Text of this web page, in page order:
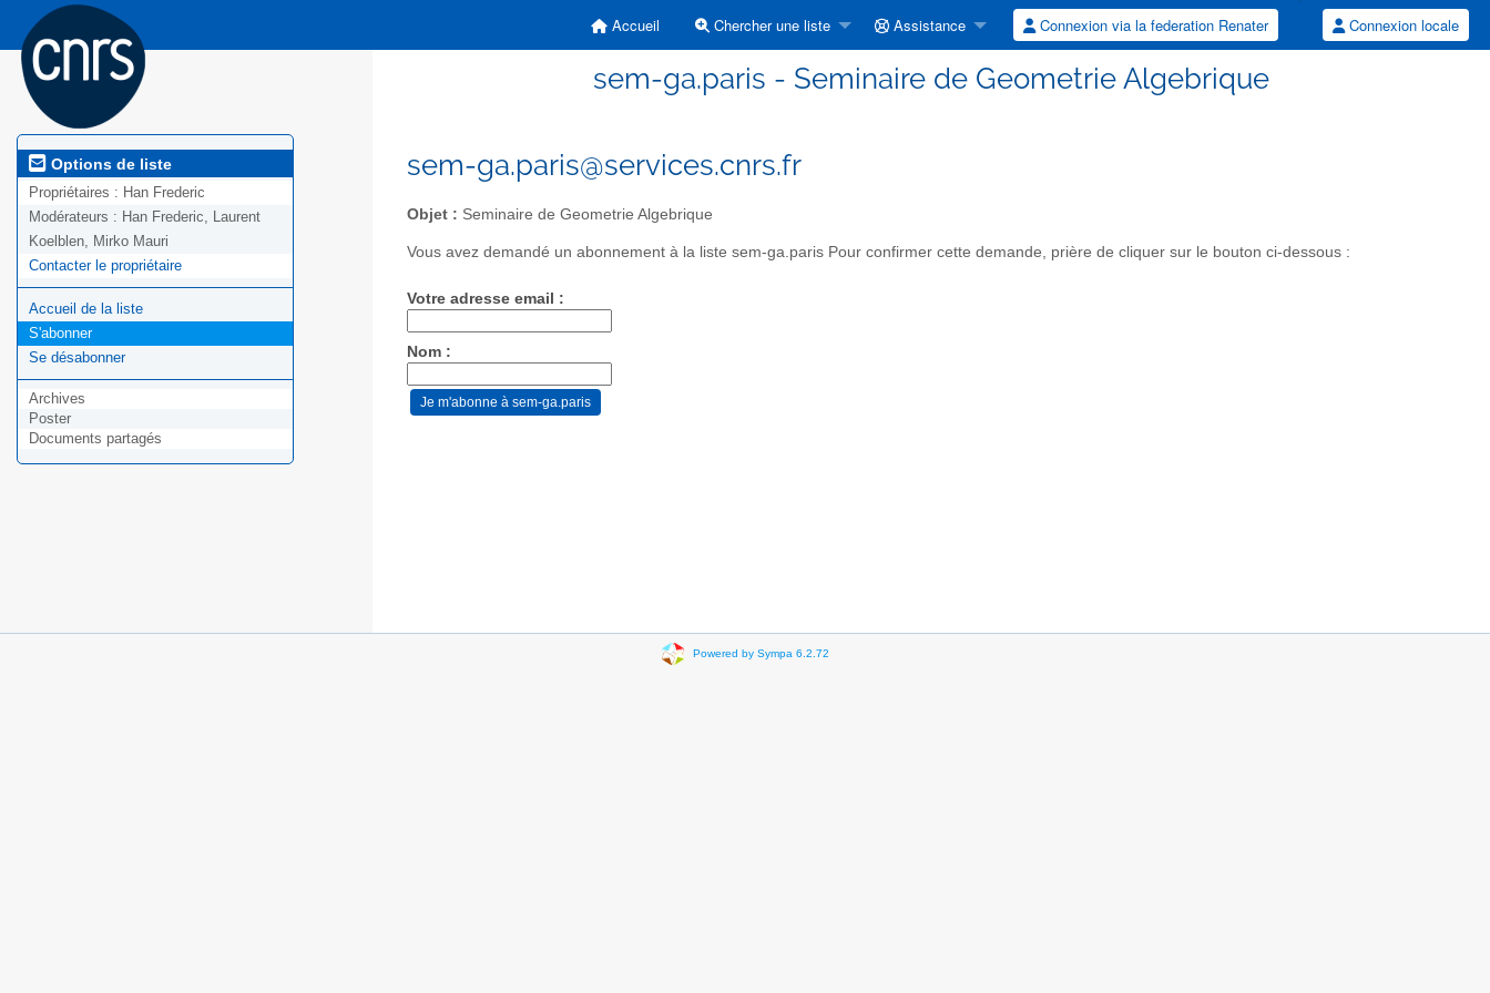
Accueil Chercher une liste Assistance Connexion via la federation Renater Connexion locale
sem-ga.paris - Seminaire de Geometrie Algebrique
Options de liste
Propriétaires : Han Frederic
Modérateurs : Han Frederic, Laurent
Koelblen, Mirko Mauri
Contacter le propriétaire
Accueil de la liste
S'abonner
Se désabonner
Archives
Poster
Documents partagés
sem-ga.paris@services.cnrs.fr
Objet : Seminaire de Geometrie Algebrique
Vous avez demandé un abonnement à la liste sem-ga.paris Pour confirmer cette demande, prière de cliquer sur le bouton ci-dessous :
Votre adresse email :
Nom :
Powered by Sympa 6.2.72